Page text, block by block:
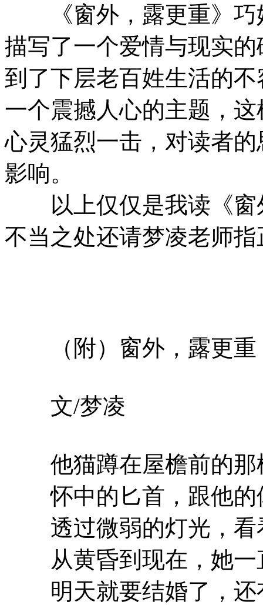
《窗外，露更重》巧
描写了一个爱情与现实
到了下层老百姓生活的
一个震撼人心的主题，
心灵猛烈一击，对读者
影响。
以上仅仅是我读《窗
不当之处还请梦凌老师指
（附）窗外，露更重
文/梦凌
他猫蹲在屋檐前的那
怀中的匕首，跟他的
透过微弱的灯光，看
从黄昏到现在，她一
明天就要结婚了，还